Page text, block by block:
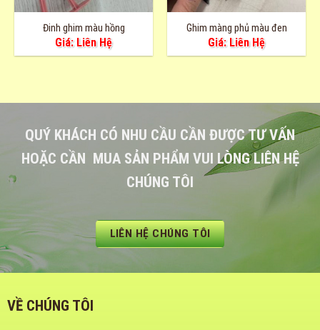
Đinh ghim màu hồng
Giá: Liên Hệ
Ghim màng phủ màu đen
Giá: Liên Hệ
QUÝ KHÁCH CÓ NHU CẦU CẦN ĐƯỢC TƯ VẤN
HOẶC CẦN MUA SẢN PHẨM VUI LÒNG LIÊN HỆ
CHÚNG TÔI
LIÊN HỆ CHÚNG TÔI
VỀ CHÚNG TÔI